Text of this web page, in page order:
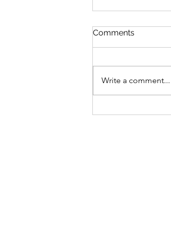
שש שנים לאמא
Comments
Write a comment...